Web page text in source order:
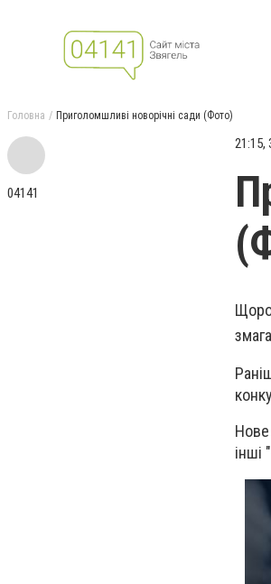
Головна Приголомшливі новорічні сади (Фото)
04141
21:15,
інші